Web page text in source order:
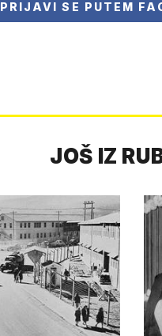
PRIJAVI SE PUTEM
JOŠ IZ